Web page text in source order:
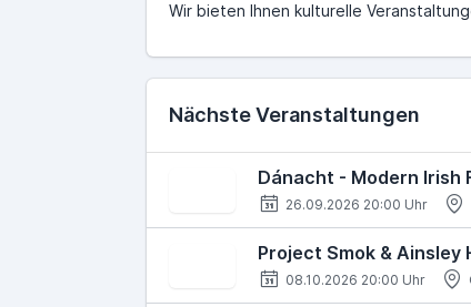
Wir bieten Ihnen kulturelle
Nächste Veranstaltungen
Dánacht - Modern Irish
26.09.2026 20:00 Uhr
Project Smok & Ainsley
08.10.2026 20:00 Uhr